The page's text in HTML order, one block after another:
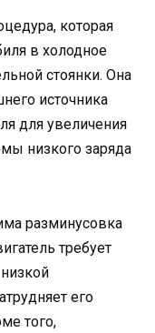
которая
в холодное
стоянки. Она
источника
для увеличения
низкого заряда
разминусовка
требует
его
того,